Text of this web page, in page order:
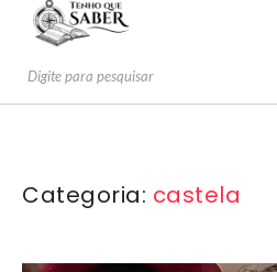
Categoria: castela